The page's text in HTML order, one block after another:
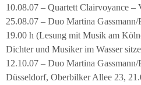
10.08.07 – Quartett Clairvoyance
25.08.07 – Duo Martina
19.00 h (Lesung mit Musik am
Dichter und Musiker im Wasser
12.10.07 – Duo Martina
Düsseldorf, Oberbilker Allee 23,